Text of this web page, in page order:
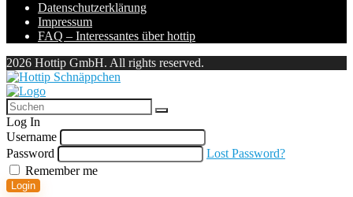
Datenschutzerklärung
Impressum
FAQ – Interessantes über hottip
2026 Hottip GmbH. All rights reserved.
Log In
Username
Password
Lost Password?
Remember me
Login